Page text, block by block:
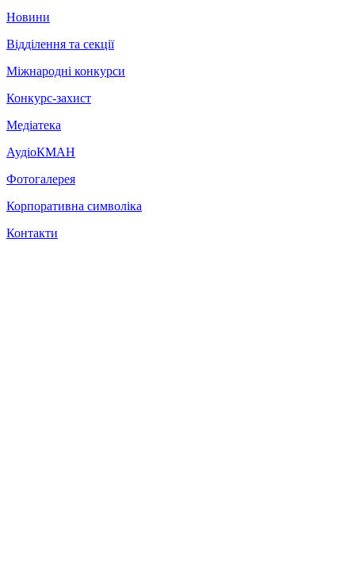
Новини
Відділення та секції
Міжнародні конкурси
Конкурс-захист
Медіатека
АудіоКМАН
Фотогалерея
Корпоративна символіка
Контакти